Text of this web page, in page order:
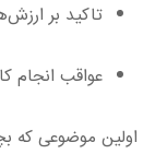
تاکید بر
عواقب انجام